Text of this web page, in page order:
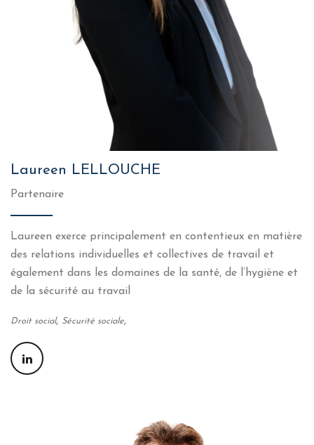
Laureen LELLOUCHE
Partenaire
Laureen exerce principalement en contentieux en matière
des relations individuelles et collectives de travail et
également dans les domaines de la santé, de l’hygiène et
de la sécurité au travail
Droit social, Sécurité sociale,